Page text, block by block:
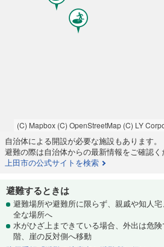
(C) Mapbox (C) OpenStreetMap (C) LY
自治体による開設が必要な施設もあります。
避難の際は自治体からの最新情報をご確認く
上田市の公式サイトを検索
避難するときは
避難場所や避難所に限らず、親戚や知人
全な場所へ
水がひざ上まできている場合、外出は危
階、崖の反対側へ移動